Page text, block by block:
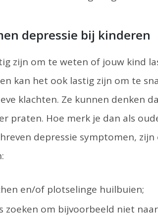
depressie bij kinderen
zijn om te weten of jouw kind
kan het ook lastig zijn om te
klachten. Ze kunnen denken
praten. Hoe merk je dan als
depressie symptomen,
en/of plotselinge huilbuien;
zoeken om bijvoorbeeld niet